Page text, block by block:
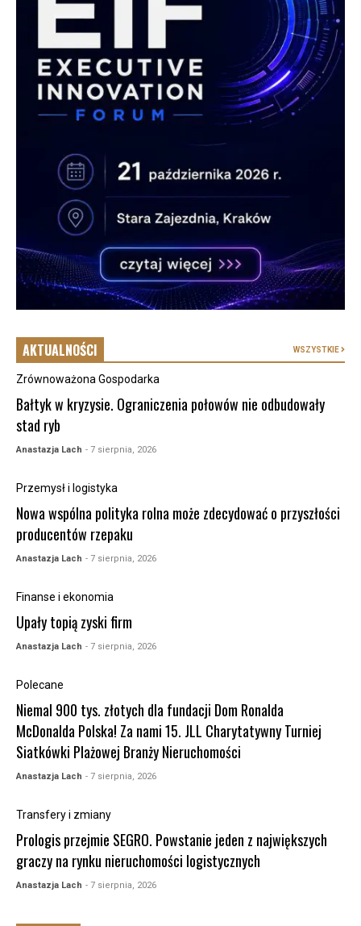
AKTUALNOŚCI WSZYSTKIE
Zrównoważona Gospodarka
Bałtyk w kryzysie. Ograniczenia połowów nie odbudowały
stad ryb
Anastazja Lach - 7 sierpnia, 2026
Przemysł i logistyka
Nowa wspólna polityka rolna może zdecydować o przyszłości
producentów rzepaku
Anastazja Lach - 7 sierpnia, 2026
Finanse i ekonomia
Upały topią zyski firm
Anastazja Lach - 7 sierpnia, 2026
Polecane
Niemal 900 tys. złotych dla fundacji Dom Ronalda
McDonalda Polska! Za nami 15. JLL Charytatywny Turniej
Siatkówki Plażowej Branży Nieruchomości
Anastazja Lach - 7 sierpnia, 2026
Transfery i zmiany
Prologis przejmie SEGRO. Powstanie jeden z największych
graczy na rynku nieruchomości logistycznych
Anastazja Lach - 7 sierpnia, 2026